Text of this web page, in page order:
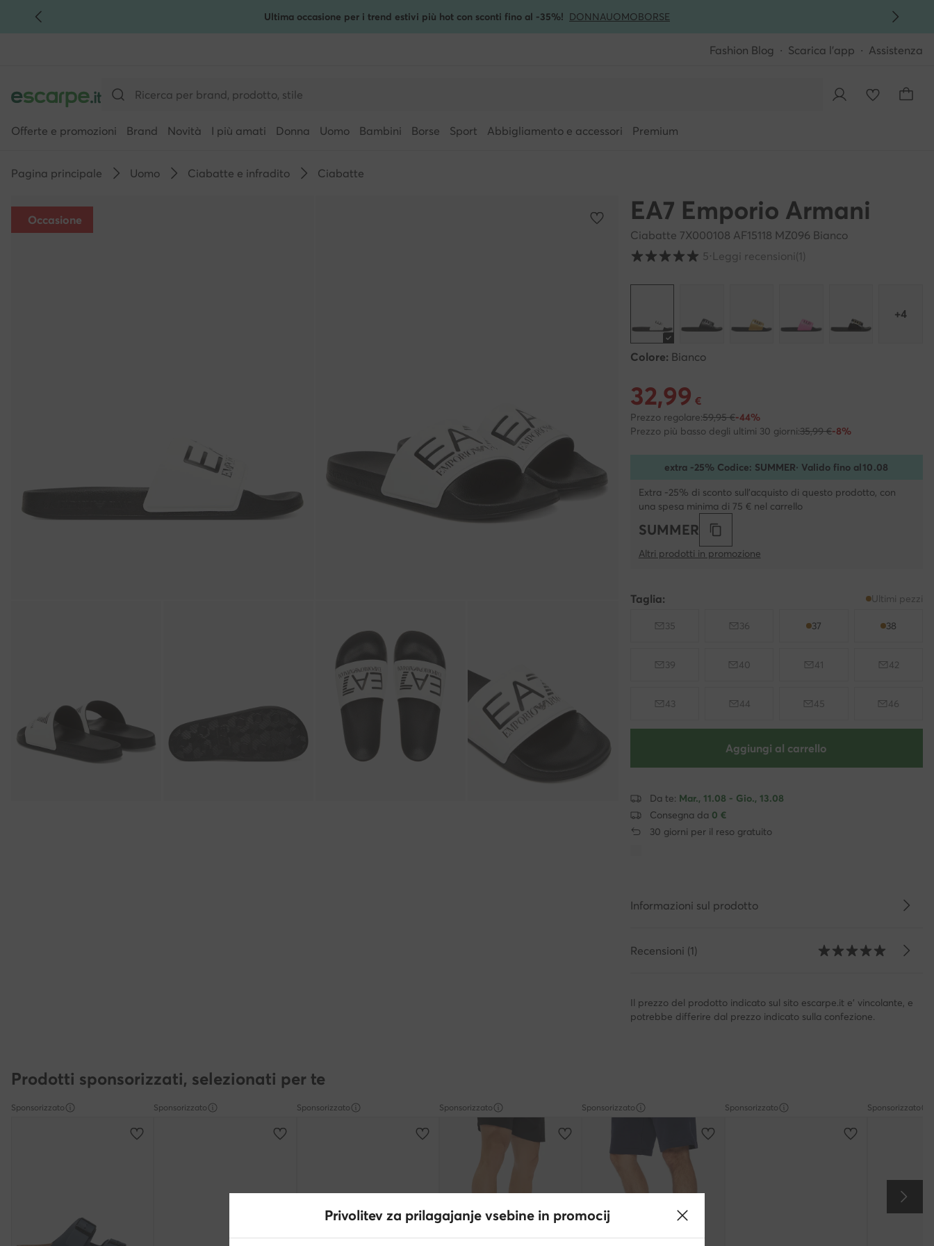
VAI AL CONTENUTO PRINCIPALE Ultima occasione per i trend estivi più hot con sconti fino al -35%! DONNAUOMOBORSE
Fashion Blog Scarica l'app Assistenza
Offerte e promozioni Brand Novità I più amati Donna Uomo Bambini Borse Sport Abbigliamento e accessori Premium
Pagina principale Uomo Ciabatte e infradito Ciabatte
Occasione EA7 Emporio Armani
Ciabatte 7X000108 AF15118 MZ096 Bianco
Valutazione clienti su scala da 1 a 5
5⋅ Leggi recensioni (1)
+4
Colore: Bianco
Prezzo attuale 32,99 €
32,99 €
Prezzo regolare:59,95 €-44%
Prezzo più basso degli ultimi 30 giorni:35,99 €-8%
extra -25% Codice: SUMMER· Valido fino al10.08
Extra -25% di sconto sull'acquisto di questo prodotto, con
una spesa minima di 75 € nel carrello
SUMMER
Altri prodotti in promozione
Taglia: Ultimi pezzi
35 36 37 38
39 40 41 42
43 44 45 46
Aggiungi al carrello
Da te: Mar., 11.08 - Gio., 13.08
Consegna da 0 €
30 giorni per il reso gratuito
Informazioni sul prodotto
Recensioni (1)
Il prezzo del prodotto indicato sul sito escarpe.it e' vincolante, e
potrebbe differire dal prezzo indicato sulla confezione.
Prodotti sponsorizzati, selezionati per te
Sponsorizzato Sponsorizzato Sponsorizzato Sponsorizzato Sponsorizzato Sponsorizzato Sponsorizzato
Privolitev za prilagajanje vsebine in promocij